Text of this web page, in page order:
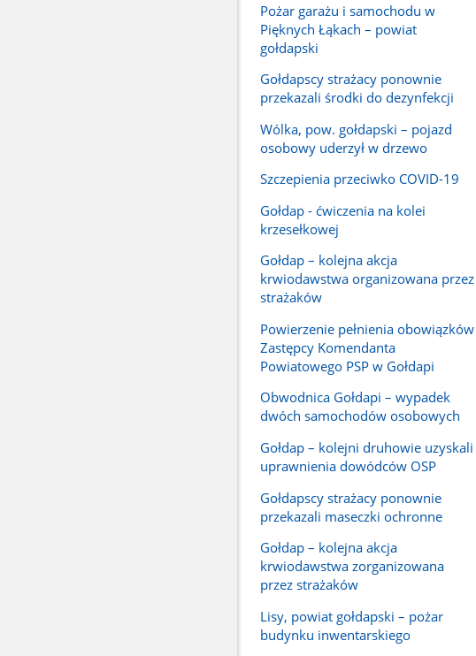
Pożar garażu i samochodu w
Pięknych Łąkach – powiat
gołdapski
Gołdapscy strażacy ponownie
przekazali środki do dezynfekcji
Wólka, pow. gołdapski – pojazd
osobowy uderzył w drzewo
Szczepienia przeciwko COVID-19
Gołdap - ćwiczenia na kolei
krzesełkowej
Gołdap – kolejna akcja
krwiodawstwa organizowana przez
strażaków
Powierzenie pełnienia obowiązków
Zastępcy Komendanta
Powiatowego PSP w Gołdapi
Obwodnica Gołdapi – wypadek
dwóch samochodów osobowych
Gołdap – kolejni druhowie uzyskali
uprawnienia dowódców OSP
Gołdapscy strażacy ponownie
przekazali maseczki ochronne
Gołdap – kolejna akcja
krwiodawstwa zorganizowana
przez strażaków
Lisy, powiat gołdapski – pożar
budynku inwentarskiego